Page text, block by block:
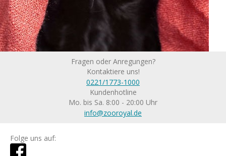
Fragen oder Anregungen?
Kontaktiere uns!
0221/1773-1000
Kundenhotline
Mo. bis Sa. 8:00 - 20:00 Uhr
info@zooroyal.de
Folge uns auf: